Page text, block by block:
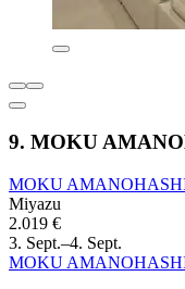
9. MOKU
MOKU
Miyazu
2.019 €
3. Sept.–4. Sept.
MOKU